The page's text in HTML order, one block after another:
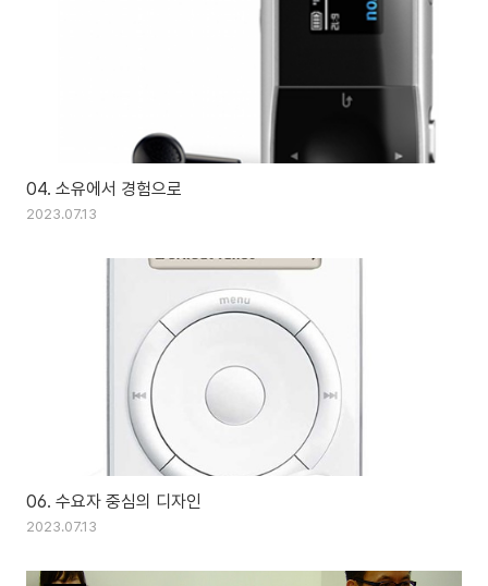
04. 소유에서 경험으로
2023.07.13
06. 수요자 중심의 디자인
2023.07.13